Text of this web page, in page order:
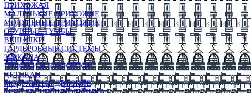
ПРИХОЖАЯ
МАЛЕНЬКИЕ ПРИХОЖИЕ
МОДУЛЬНЫЕ ПРИХОЖИЕ
ОБУВНЫЕ ТУМБЫ
ВЕШАЛКИ
ГАРДЕРОБНЫЕ СИСТЕМЫ
ЗЕРКАЛА
ПУФИКИ И БАНКЕТКИ
ДЕТСКАЯ
МОДУЛЬНЫЕ ДЕТСКИЕ